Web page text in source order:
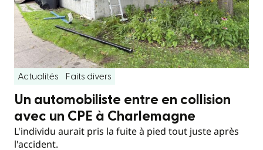
Actualités Faits divers
Un automobiliste entre en collision
avec un CPE à Charlemagne
L'individu aurait pris la fuite à pied tout juste après
l'accident.